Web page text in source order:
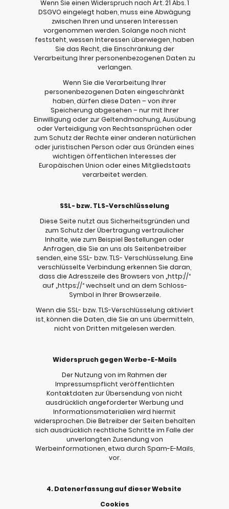
Wenn Sie einen Widerspruch nach Art. 21 Abs. 1
DSGVO eingelegt haben, muss eine Abwägung
zwischen Ihren und unseren Interessen
vorgenommen werden. Solange noch nicht
feststeht, wessen Interessen überwiegen, haben
Sie das Recht, die Einschränkung der
Verarbeitung Ihrer personenbezogenen Daten zu
verlangen.
Wenn Sie die Verarbeitung Ihrer
personenbezogenen Daten eingeschränkt
haben, dürfen diese Daten – von ihrer
Speicherung abgesehen – nur mit Ihrer
Einwilligung oder zur Geltendmachung, Ausübung
oder Verteidigung von Rechtsansprüchen oder
zum Schutz der Rechte einer anderen natürlichen
oder juristischen Person oder aus Gründen eines
wichtigen öffentlichen Interesses der
Europäischen Union oder eines Mitgliedstaats
verarbeitet werden.
SSL- bzw. TLS-Verschlüsselung
Diese Seite nutzt aus Sicherheitsgründen und
zum Schutz der Übertragung vertraulicher
Inhalte, wie zum Beispiel Bestellungen oder
Anfragen, die Sie an uns als Seitenbetreiber
senden, eine SSL- bzw. TLS- Verschlüsselung. Eine
verschlüsselte Verbindung erkennen Sie daran,
dass die Adresszeile des Browsers von „http://“
auf „https://“ wechselt und an dem Schloss-
Symbol in Ihrer Browserzeile.
Wenn die SSL- bzw. TLS-Verschlüsselung aktiviert
ist, können die Daten, die Sie an uns übermitteln,
nicht von Dritten mitgelesen werden.
Widerspruch gegen Werbe-E-Mails
Der Nutzung von im Rahmen der
Impressumspflicht veröffentlichten
Kontaktdaten zur Übersendung von nicht
ausdrücklich angeforderter Werbung und
Informationsmaterialien wird hiermit
widersprochen. Die Betreiber der Seiten behalten
sich ausdrücklich rechtliche Schritte im Falle der
unverlangten Zusendung von
Werbeinformationen, etwa durch Spam-E-Mails,
vor.
4. Datenerfassung auf dieser Website
Cookies